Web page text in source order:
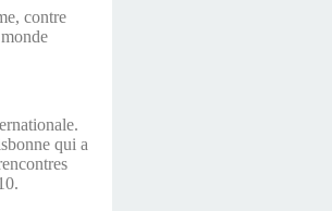
contre
qui a